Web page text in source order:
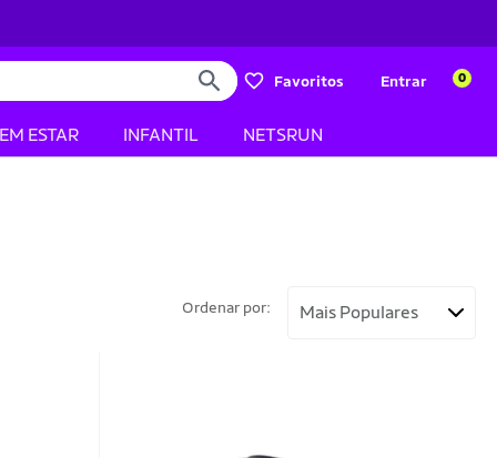
Favoritos Entrar 0
ESTAR INFANTIL NETSRUN
Ordenar por: